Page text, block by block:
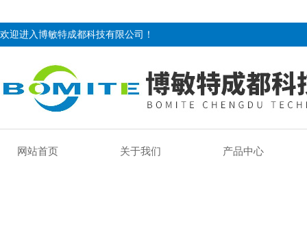
欢迎进入博敏特成都科技有限公司！
网站首页 关于我们 产品中心